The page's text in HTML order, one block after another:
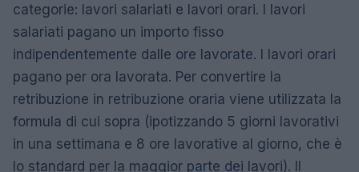
categorie: lavori salariati e lavori orari. I lavori
salariati pagano un importo fisso
indipendentemente dalle ore lavorate. I lavori orari
pagano per ora lavorata. Per convertire la
retribuzione in retribuzione oraria viene utilizzata la
formula di cui sopra (ipotizzando 5 giorni lavorativi
in ​​una settimana e 8 ore lavorative al giorno, che è
lo standard per la maggior parte dei lavori). Il